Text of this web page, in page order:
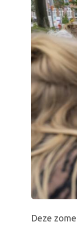
Deze